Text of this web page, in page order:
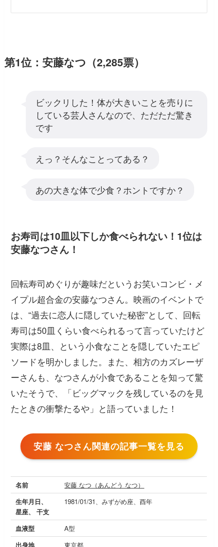
第1位：安藤なつ（2,285票）
ビックリした！体が大きいことを売りに
している芸人さんなので、ただただ驚き
です
えっ？そんなことってある？
あの大きな体で少食？ホントですか？
お寿司は10皿以下しか食べられない！1位は
安藤なつさん！
回転寿司めぐりが趣味だというお笑いコンビ・メ
イプル超合金の安藤なつさん。映画のイベントで
は、“過去に恋人に隠していた秘密”として、回転
寿司は50皿くらい食べられるって言っていたけど
実際は8皿、という小食なことを隠していたエピ
ソードを明かしました。また、相方のカズレーザ
ーさんも、なつさんが小食であることを知って驚
いたそうで、「ビッグマックを残しているのを見
たときの衝撃たるや」と語っていました！
安藤 なつさん関連の記事一覧を見る
名前
安藤 なつ（あんどう なつ）
生年月日、
星座、 干支
1981/01/31、みずがめ座、酉年
血液型
A型
出身地
東京都